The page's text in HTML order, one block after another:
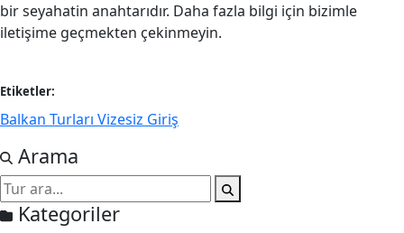
bir seyahatin anahtarıdır. Daha fazla bilgi için bizimle
iletişime geçmekten çekinmeyin.
Etiketler:
Balkan Turları Vizesiz Giriş
Arama
Kategoriler